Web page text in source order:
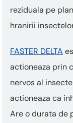
reziduala pe
hranirii
FASTER DELTA
actioneaza prin
nervos al
actioneaza ca
Are o durata de